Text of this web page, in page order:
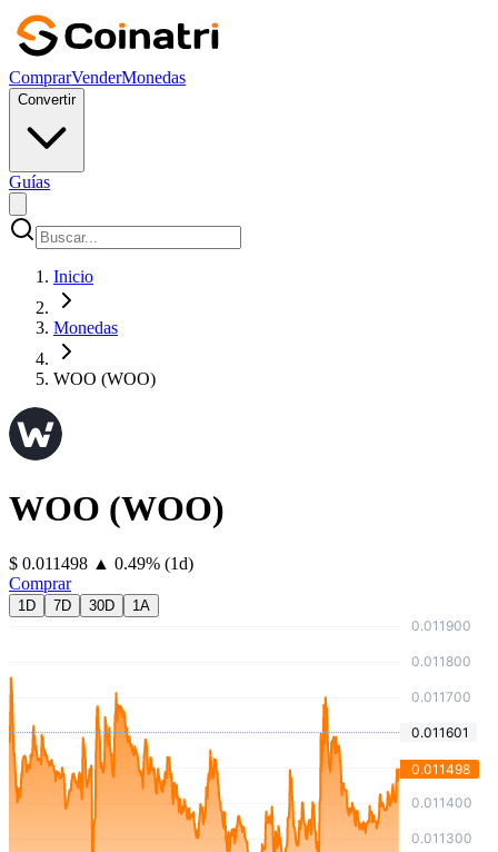
ComprarVenderMonedas
Convertir
Guías
Inicio
Monedas
WOO (WOO)
WOO (WOO)
⁦$⁩ 0.011498 ▲ 0.49% (1d)
Comprar
1D 7D 30D 1A